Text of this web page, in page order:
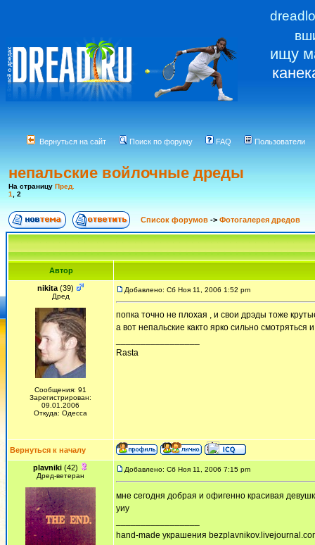
ищу
Вернуться на сайт Поиск по форуму FAQ Пользователи
непальские войлочные дреды
На страницу Пред.
1
2
Список форумов -> Фотогалерея дредов
Автор
nikita (39)
Дред
Сообщения: 91
Зарегистрирован:
09.01.2006
Откуда: Одесса
Добавлено: Сб Ноя 11, 2006 1:52 pm
попка точно не плохая , и свои дрэды тоже
а вот непальские както ярко сильно смотряться
Rasta
Вернуться к началу
plavniki (42)
Дред-ветеран
Добавлено: Сб Ноя 11, 2006 7:15 pm
мне сегодня добрая и офигенно красивая
уиу
hand-made украшения